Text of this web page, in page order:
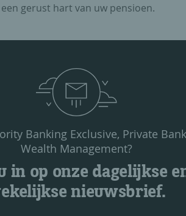
gerust hart van uw pensioen.
Banking Exclusive, Private
Wealth Management?
in op onze dagelijkse
nieuwsbrief.